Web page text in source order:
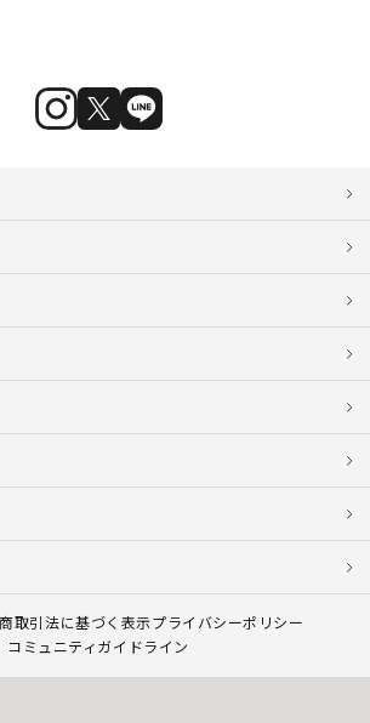
取引法に基づく表示プライバシーポリシー
コミュニティガイドライン